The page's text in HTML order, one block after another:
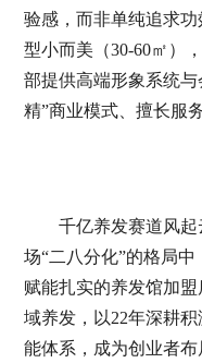
验感，而非单纯追求
型小而美（30-60㎡）
部提供高端形象系统
精”商业模式、擅长服
千亿养发赛道风
场“二八分化”的格局中
赋能扎实的养发馆加
域养发，以22年深耕
能体系，成为创业者